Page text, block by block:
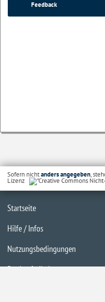
Feedback
Sofern nichtanders angegeben,
Lizenz
Startseite
Hilfe / Infos
Nutzungsbedingungen
Barrierefreiheit